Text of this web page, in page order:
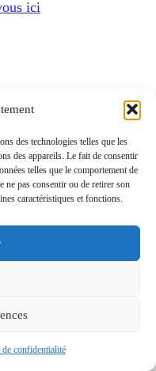
des technologies telles que les
des appareils. Le fait de consentir
telles que le comportement de
ne pas consentir ou de retirer son
caractéristiques et fonctions.
confidentialité
ici
the Thème Customizr